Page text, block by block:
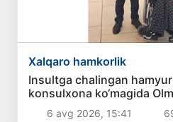
Xalqaro hamkorlik
Insultga chalingan
konsulxona ko‘magida
qaytarildi
6 avg 2026, 15:41